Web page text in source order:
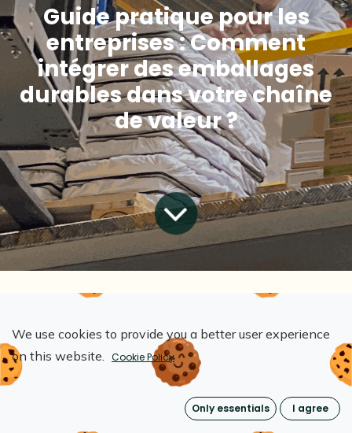
Guide pratique pour les
entreprises : Comment
intégrer des emballages
durables dans votre chaîne
de valeur ?
The Reusable Future
Les entreprises du monde entier reconnaissent
de plus en plus l'importance cruciale de la
We use cookies to provide you a better user experience
on this website. Cookie Policy
Only essentials I agree